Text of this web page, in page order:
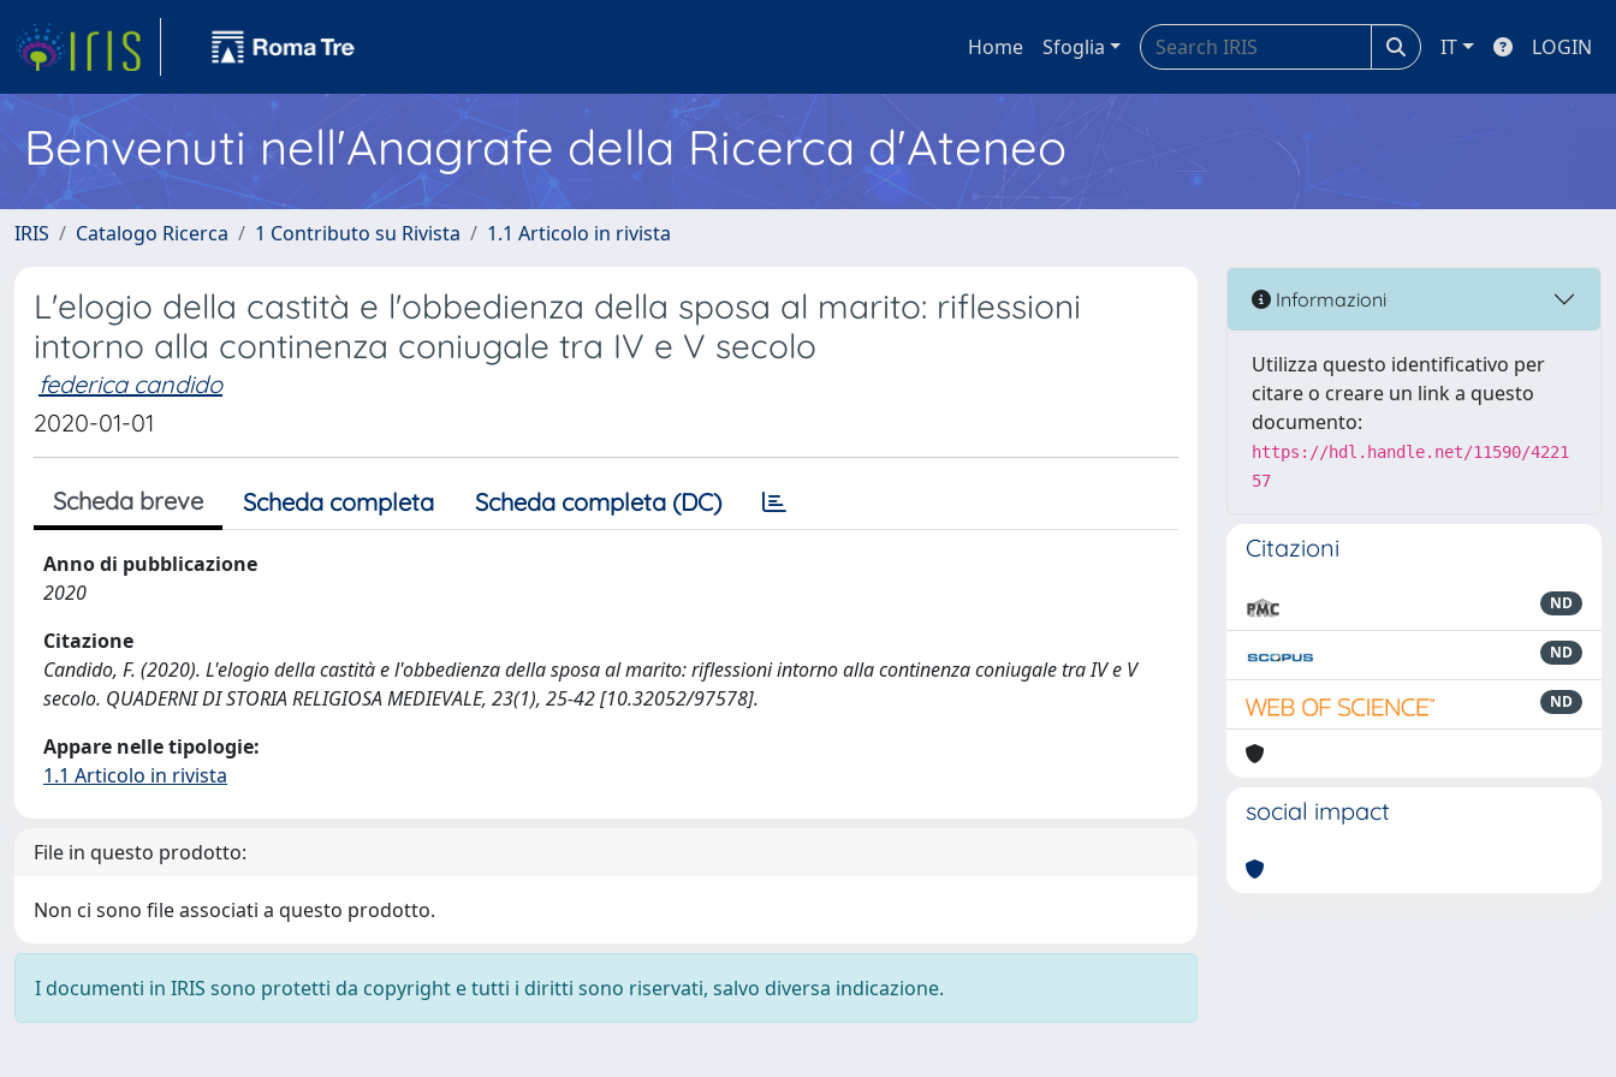
Home Sfoglia IT LOGIN
Benvenuti nell'Anagrafe della Ricerca d'Ateneo
IRIS Catalogo Ricerca 1 Contributo su Rivista 1.1 Articolo in rivista
L'elogio della castità e l'obbedienza della sposa al marito: riflessioni
intorno alla continenza coniugale tra IV e V secolo
federica candido
2020-01-01
Scheda breve Scheda completa Scheda completa (DC)
Anno di pubblicazione
2020
Citazione
Candido, F. (2020). L'elogio della castità e l'obbedienza della sposa al marito: riflessioni intorno alla continenza coniugale tra IV e V
secolo. QUADERNI DI STORIA RELIGIOSA MEDIEVALE, 23(1), 25-42 [10.32052/97578].
Appare nelle tipologie:
1.1 Articolo in rivista
File in questo prodotto:
Non ci sono file associati a questo prodotto.
I documenti in IRIS sono protetti da copyright e tutti i diritti sono riservati, salvo diversa indicazione.
Informazioni
Utilizza questo identificativo per
citare o creare un link a questo
documento:
https://hdl.handle.net/11590/4221
57
Citazioni
ND
ND
ND
social impact